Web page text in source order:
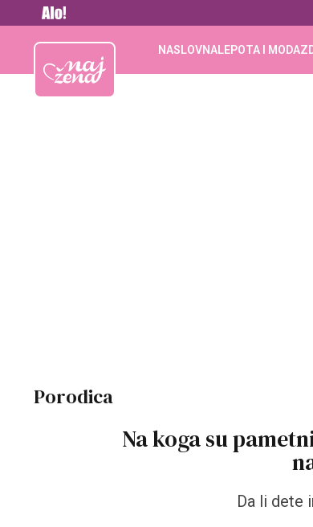
Najžena NASLOVNALEPOTA I MODA
Porodica
Na koga su
Da li dete